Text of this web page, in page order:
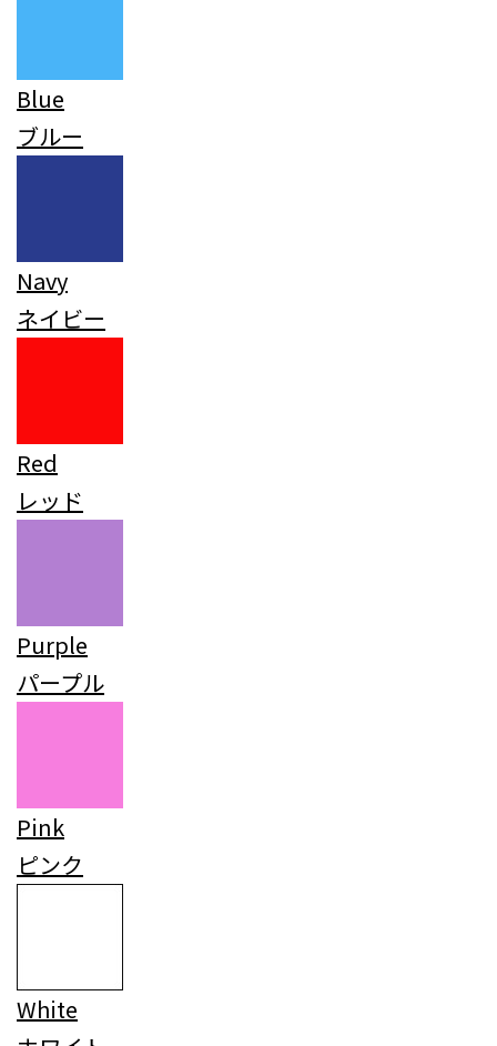
Blue
ブルー
Navy
ネイビー
Red
レッド
Purple
パープル
Pink
ピンク
White